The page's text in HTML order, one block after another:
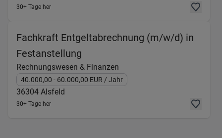
30+ Tage her
Fachkraft Entgeltabrechnung (m/w/d) in
Festanstellung
Rechnungswesen & Finanzen
40.000,00 - 60.000,00 EUR / Jahr
36304 Alsfeld
30+ Tage her